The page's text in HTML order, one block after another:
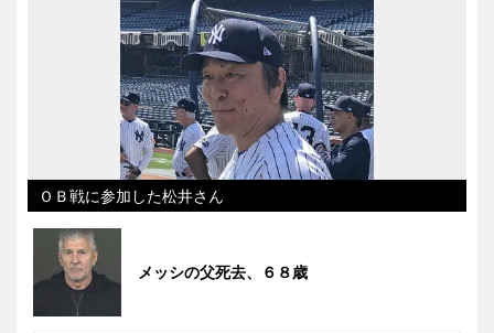
ＯＢ戦に参加した松井さん
メッシの父死去、６８歳